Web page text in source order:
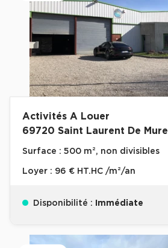
Activités A Louer
69720 Saint Laurent De Mure
Surface : 500 m², non divisibles
Loyer : 96 € HT.HC /m²/an
Disponibilité : Immédiate